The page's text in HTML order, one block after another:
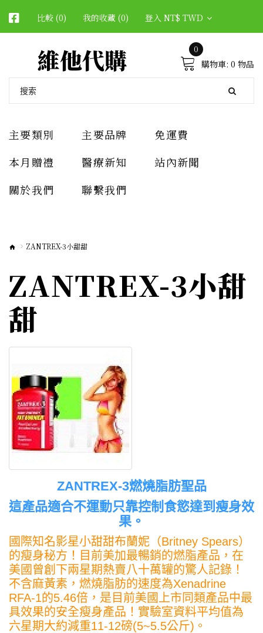
比較 (0) 我的收藏 (0) 登入 NT$ TWD
維他代購 購物車:
0
0 物品
主要類別 主要品牌
免運費
本月贈禮
醫療新知
站內新聞
關於我們
聯繫我們
ZANTREX-3小甜甜
ZANTREX-3小甜
甜
ZANTREX-3燃燒脂肪聖品
這產品適合不運動只靠控制食慾達到瘦身效
果。
國際知名影星小甜甜布蘭妮（Britney Spears）
的瘦身秘方！目前美加最暢銷的燃脂產品，在
美國曾創下兩星期熱賣八十萬罐的驚人記錄！
不含麻黃素，燃燒脂肪的速度為Xenadrine
RFA-1的5.46倍，是目前美國上市同類產品中最
具效果的安全瘦身產品！實驗室資料平均值為
六星期大約減重11-12磅(5~5.5公斤)。